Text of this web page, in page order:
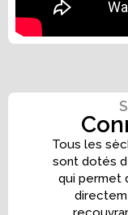
Tous les
sont dotés
qui permet